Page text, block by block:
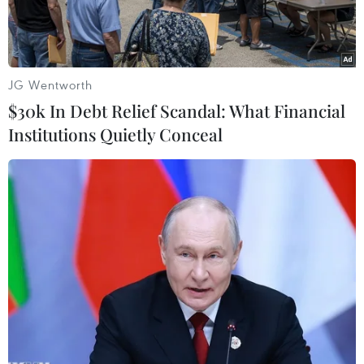
(Ảnh: Mạnh Tú/TTXVN)
Theo bản tin Ban chỉ đạo Quốc gia phòng chống
COVID-19, chiều 18/2, Việt Nam ghi nhận thêm
18 ca mắc mới COVID-19 do virus SARS-CoV-2
JG Wentworth
$30k In Debt Relief Scandal: What Financial
Institutions Quietly Conceal